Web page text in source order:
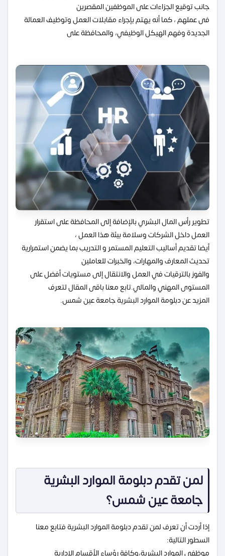
جانب توقيع الجزاءات على الموظفين المقصرين
فى عملهم ، كما أنه يهتم بإجراء مقابلات العمل وتوظيف العمالة
الجديدة وفهم الهيكل الوظيفي، والمحافظة على
تطوير رأس المال البشري بالإضافة إلى المحافظة على استقرار
العمل داخل الشركات وسلامة بيئة هذا العمل ،
أيضا تقديم أساليب التعليم المستمر و التدريب بما يضمن استمرارية
تحديث المعارف والمهارات، والخبرات للعاملين
والفوز بالترقيات في العمل والانتقال إلى مستويات أفضل على
المستوى المهني والمالي.تابع معنا باقى المقال لتعرف
المزيد عن دبلومة الموارد البشرية جامعة عين شمس.
لمن تقدم دبلومة الموارد البشرية
جامعة عين شمس؟
إذا أردت أن تعرف لمن تقدم دبلومة الموارد البشرية فتابع معنا
السطور التالية:
موظفى الموارد البشرية،وكافة رؤساء الأقسام الإدارية